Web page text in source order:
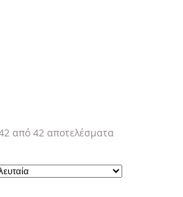
από 42 αποτελέσματαSorted
by